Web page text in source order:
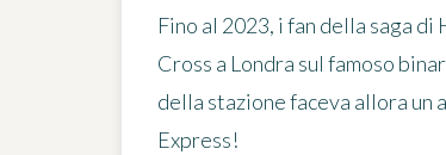
Fino al 2023, i fan della saga
Cross a Londra sul famoso
della stazione faceva allora un
Express!